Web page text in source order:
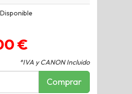
Disponible
€
*IVA y CANON Incluido
Comprar